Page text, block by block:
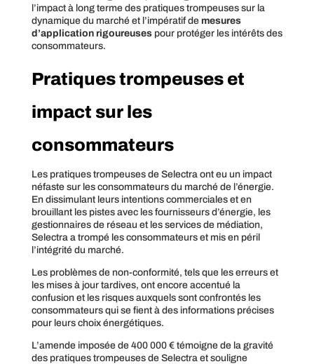
l’impact à long terme des pratiques trompeuses sur la
dynamique du marché et l’impératif de mesures
d’application rigoureusespour protéger les intérêts des
consommateurs.
Pratiques trompeuses et
impact sur les
consommateurs
Les pratiques trompeuses de Selectra ont eu un impact
néfaste sur les consommateurs du marché de l’énergie.
En dissimulant leurs intentions commerciales et en
brouillant les pistes avec les fournisseurs d’énergie, les
gestionnaires de réseau et les services de médiation,
Selectra a trompé les consommateurs et mis en péril
l’intégrité du marché.
Les problèmes de non-conformité, tels que les erreurs et
les mises à jour tardives, ont encore accentué la
confusion et les risques auxquels sont confrontés les
consommateurs qui se fient à des informations précises
pour leurs choix énergétiques.
L’amende imposée de 400 000 € témoigne de la gravité
des pratiques trompeuses de Selectra et souligne